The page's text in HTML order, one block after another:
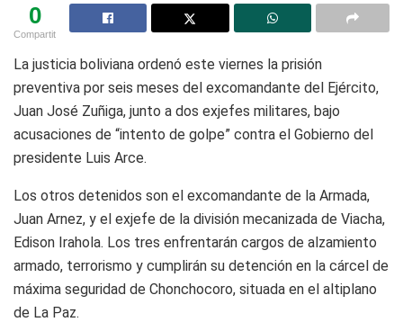
0
Compartit
La justicia boliviana ordenó este viernes la prisión
preventiva por seis meses del excomandante del Ejército,
Juan José Zuñiga, junto a dos exjefes militares, bajo
acusaciones de “intento de golpe” contra el Gobierno del
presidente Luis Arce.
Los otros detenidos son el excomandante de la Armada,
Juan Arnez, y el exjefe de la división mecanizada de Viacha,
Edison Irahola. Los tres enfrentarán cargos de alzamiento
armado, terrorismo y cumplirán su detención en la cárcel de
máxima seguridad de Chonchocoro, situada en el altiplano
de La Paz.